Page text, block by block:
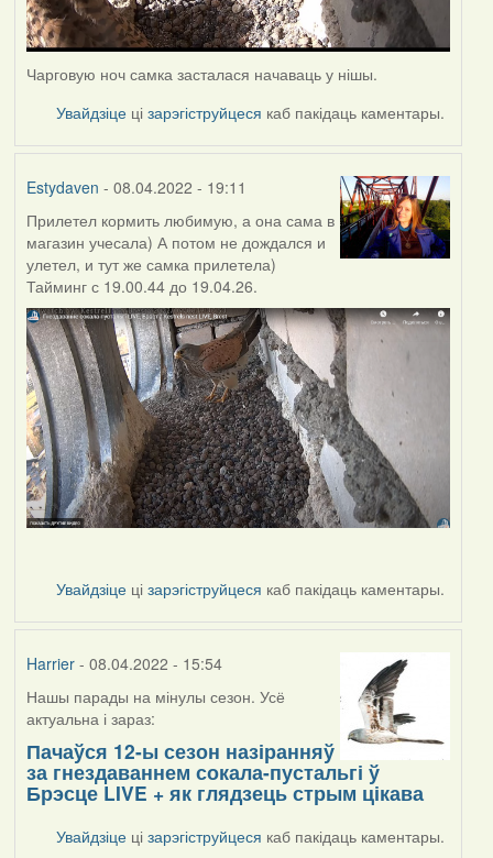
Чарговую ноч самка засталася начаваць у нішы.
Увайдзіце цізарэгіструйцеся каб пакідаць каментары.
Estydaven - 08.04.2022 - 19:11
Прилетел кормить любимую, а она сама в
магазин учесала) А потом не дождался и
улетел, и тут же самка прилетела)
Тайминг с 19.00.44 до 19.04.26.
Увайдзіце цізарэгіструйцеся каб пакідаць каментары.
Harrier- 08.04.2022 - 15:54
Нашы парады на мінулы сезон. Усё
актуальна і зараз:
Пачаўся 12-ы сезон назіранняў
за гнездаваннем сокала-пустальгі ў
Брэсце LIVE + як глядзець стрым цікава
Увайдзіце цізарэгіструйцеся каб пакідаць каментары.